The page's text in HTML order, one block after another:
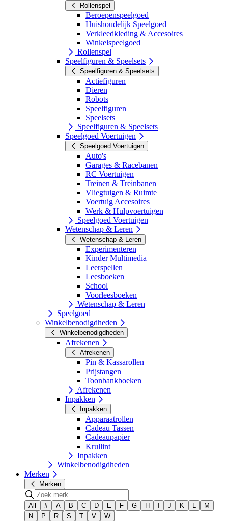
Rollenspel
Beroepenspeelgoed
Huishoudelijk Speelgoed
Verkleedkleding & Accesoires
Winkelspeelgoed
Rollenspel
Speelfiguren & Speelsets
Speelfiguren & Speelsets
Actiefiguren
Dieren
Robots
Speelfiguren
Speelsets
Speelfiguren & Speelsets
Speelgoed Voertuigen
Speelgoed Voertuigen
Auto's
Garages & Racebanen
RC Voertuigen
Treinen & Treinbanen
Vliegtuigen & Ruimte
Voertuig Accesoires
Werk & Hulpvoertuigen
Speelgoed Voertuigen
Wetenschap & Leren
Wetenschap & Leren
Experimenteren
Kinder Multimedia
Leerspellen
Leesboeken
School
Voorleesboeken
Wetenschap & Leren
Speelgoed
Winkelbenodigdheden
Winkelbenodigdheden
Afrekenen
Afrekenen
Pin & Kassarollen
Prijstangen
Toonbankboeken
Afrekenen
Inpakken
Inpakken
Apparaatrollen
Cadeau Tassen
Cadeaupapier
Krullint
Inpakken
Winkelbenodigdheden
Merken
Merken
All # A B C D E F G H J K L
M
N
P R S T V W